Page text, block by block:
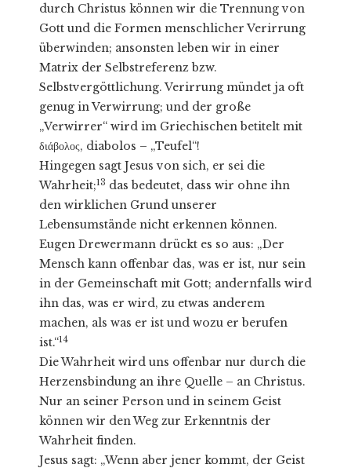
durch Christus können wir die Trennung von
Gott und die Formen menschlicher Verirrung
überwinden; ansonsten leben wir in einer
Matrix der Selbstreferenz bzw.
Selbstvergöttlichung. Verirrung mündet ja oft
genug in Verwirrung; und der große
„Verwirrer“ wird im Griechischen betitelt mit
διάβολος, diabolos – „Teufel“!
Hingegen sagt Jesus von sich, er sei die
Wahrheit;13 das bedeutet, dass wir ohne ihn
den wirklichen Grund unserer
Lebensumstände nicht erkennen können.
Eugen Drewermann drückt es so aus: „Der
Mensch kann offenbar das, was er ist, nur sein
in der Gemeinschaft mit Gott; andernfalls wird
ihn das, was er wird, zu etwas anderem
machen, als was er ist und wozu er berufen
ist.“14
Die Wahrheit wird uns offenbar nur durch die
Herzensbindung an ihre Quelle – an Christus.
Nur an seiner Person und in seinem Geist
können wir den Weg zur Erkenntnis der
Wahrheit finden.
Jesus sagt: „Wenn aber jener kommt, der Geist